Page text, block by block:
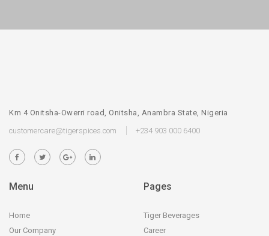
Km 4 Onitsha-Owerri road, Onitsha, Anambra State, Nigeria
customercare@tigerspices.com
+234 903 000 6400
Menu
Home
Our Company
Pages
Tiger Beverages
Career